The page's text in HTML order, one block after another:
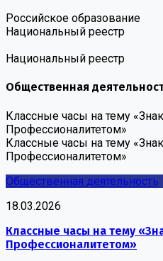
Российское образование
Национальный реестр
Национальный реестр
Общественная
Классные часы на тему
Профессионалитетом»
Классные часы на тему
Профессионалитетом»
Общественная деятельность
18.03.2026
Классные часы на тему
Профессионалитетом»